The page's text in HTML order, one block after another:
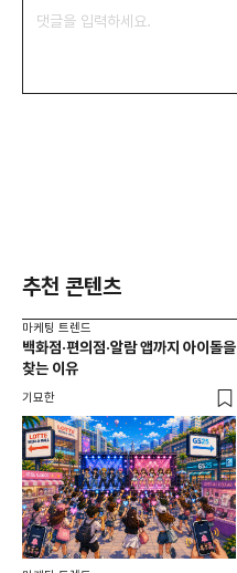
추천 콘텐츠
마케팅 트렌드
백화점·편의점·알람 앱까지 아이돌을
찾는 이유
기묘한